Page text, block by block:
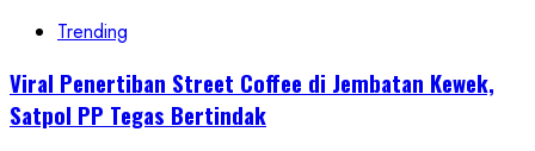
Polda
Jadikan
Role
Trending
Viral Penertiban Street Coffee di Jembatan Kewek,
Satpol PP Tegas Bertindak